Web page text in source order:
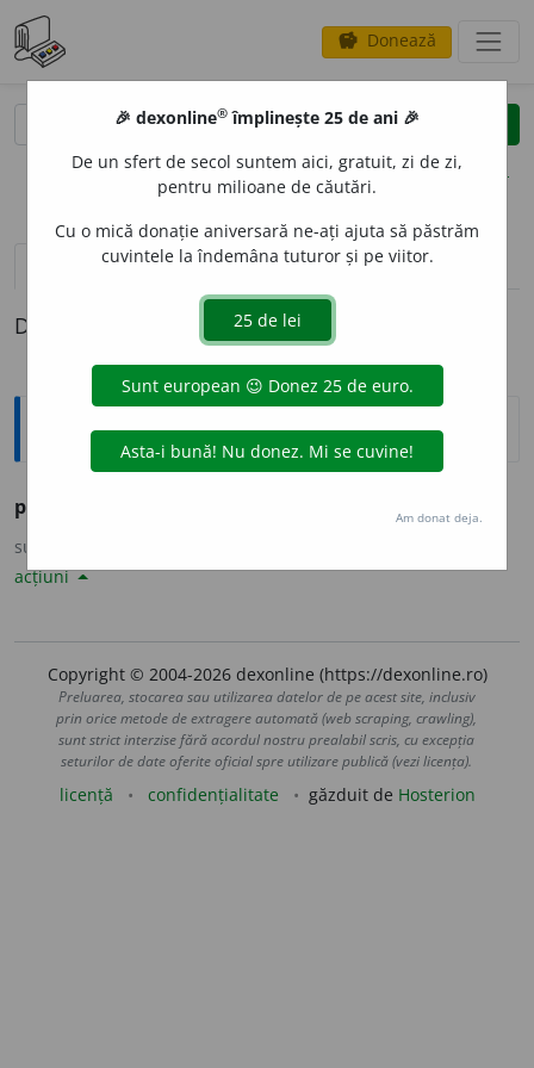
savings Donează
clear
opțiuni
definiții (1)
Definiția cu ID-ul 1025650:
Sinonime
pupui
sursa:
acțiuni
Copyright © 2004-2026 dexonline (https://dexonline.ro)
Preluarea, stocarea sau utilizarea datelor de pe acest site, inclusiv
prin orice metode de extragere automată (web scraping, crawling),
sunt strict interzise fără acordul nostru prealabil scris, cu excepția
seturilor de date oferite oficial spre utilizare publică (vezi licența).
licență confidențialitate găzduit de Hosterion
🎉 dexonline® împlinește 25 de ani 🎉
De un sfert de secol suntem aici, gratuit, zi de zi,
pentru milioane de căutări.
Cu o mică donație aniversară ne-ați ajuta să păstrăm
cuvintele la îndemâna tuturor și pe viitor.
Am donat deja.